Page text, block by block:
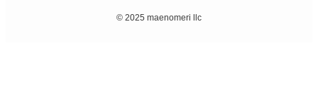
© 2025 maenomeri llc